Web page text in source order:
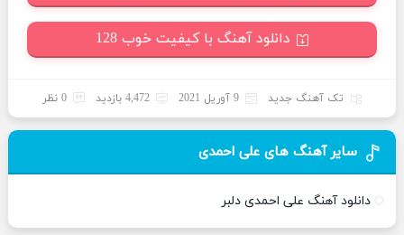
دانلود آهنگ با کیفیت خوب 128
تک آهنگ جدید 9 آوریل 2021 4,472 بازدید 0 نظر
سایر آهنگ های علی احمدی
دانلود آهنگ علی احمدی دلبر